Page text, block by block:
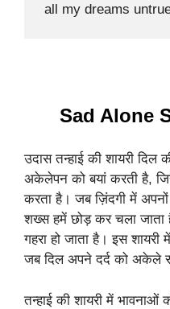
all my dreams
Sad Alone
उदास तन्हाई की शायरी दिल
अकेलेपन को बयां करती है,
करता है। जब ज़िंदगी में अपनों
शख्स हमें छोड़ कर चला जाता
गहरा हो जाता है। इस शायरी
जब दिल अपने दर्द को अकेले
तन्हाई की शायरी में भावनाओं